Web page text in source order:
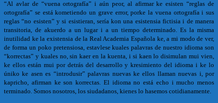
“Al avlar de “vuena ortografía” i aún peor, al afirmar ke esisten “reglas de
ortografía” se está kometiendo un grave error, porke la vuena ortografía i sus
reglas “no esisten” y si esistieran, sería kon una esistensia fictisia i de manera
transitoria, de akuerdo a un lugar i a un tiempo determinado. Es la misma
inutilidad ke la existensia de la Real Academia Española ke, a mi modo de ver,
de forma un poko pretensiosa, estavlese kuales palavras de nuestro idioma son
“korrectas” y kuales no, sin kaer en la kuenta, i si kaen lo disimulan mui vien,
ke ellos están mui por detrás del desarrollo y kresimiento del idioma i ke lo
úniko ke asen es “introdusir” palavras nuevas ke ellos llaman nuevas i, por
kapricho, afirman ke son korrectas. El idioma no está echo i mucho menos
terminado. Somos nosotros, los siudadanos, kienes lo hasemos cotidianamente.